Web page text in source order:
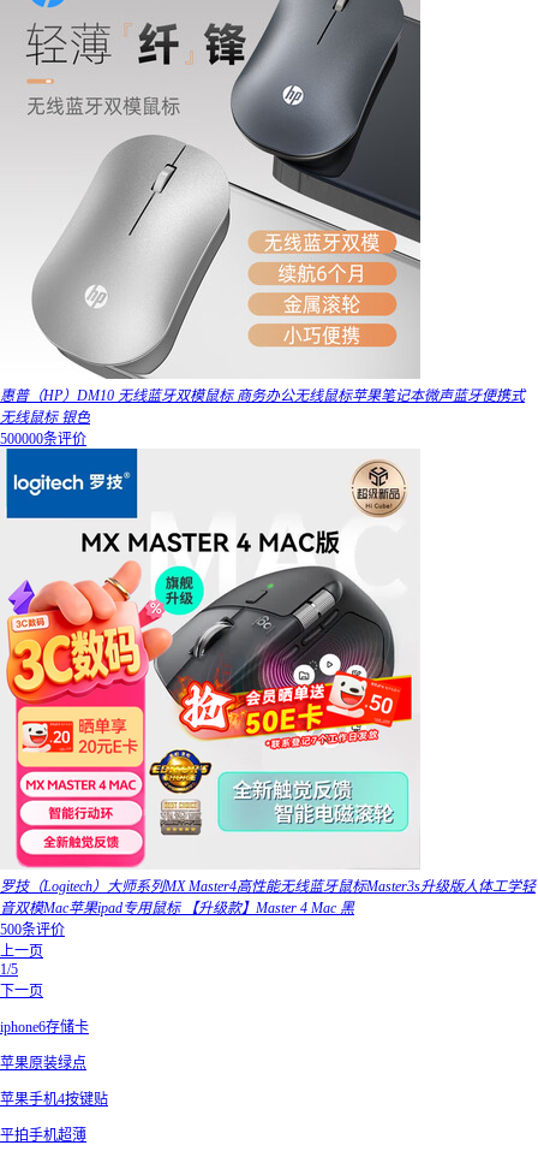
惠普（HP）DM10 无线蓝牙双模鼠标 商务办公无线鼠标苹果笔记本微声蓝牙便携式
无线鼠标 银色
500000条评价
罗技（Logitech）大师系列MX Master4高性能无线蓝牙鼠标Master3s升级版人体工学轻
音双模Mac苹果ipad专用鼠标 【升级款】Master 4 Mac 黑
500条评价
上一页
1/5
下一页
iphone6存储卡
苹果原装绿点
苹果手机4按键贴
平拍手机超薄